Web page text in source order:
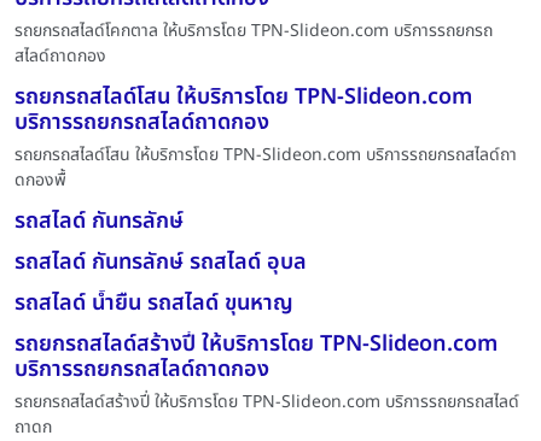
รถยกรถสไลด์โคกตาล ให้บริการโดย TPN-Slideon.com บริการรถยกรถ
สไลด์ถาดกอง
รถยกรถสไลด์โสน ให้บริการโดย TPN-Slideon.com
บริการรถยกรถสไลด์ถาดกอง
รถยกรถสไลด์โสน ให้บริการโดย TPN-Slideon.com บริการรถยกรถสไลด์ถา
ดกองพื้
รถสไลด์ กันทรลักษ์
รถสไลด์ กันทรลักษ์ รถสไลด์ อุบล
รถสไลด์ น้ำยืน รถสไลด์ ขุนหาญ
รถยกรถสไลด์สร้างปี่ ให้บริการโดย TPN-Slideon.com
บริการรถยกรถสไลด์ถาดกอง
รถยกรถสไลด์สร้างปี่ ให้บริการโดย TPN-Slideon.com บริการรถยกรถสไลด์
ถาดก